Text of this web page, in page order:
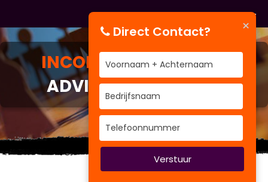
INCOMPANY TRAINEN
ADVIES EN CONTACT
Kennis
×
Direct Contact?
Verstuur